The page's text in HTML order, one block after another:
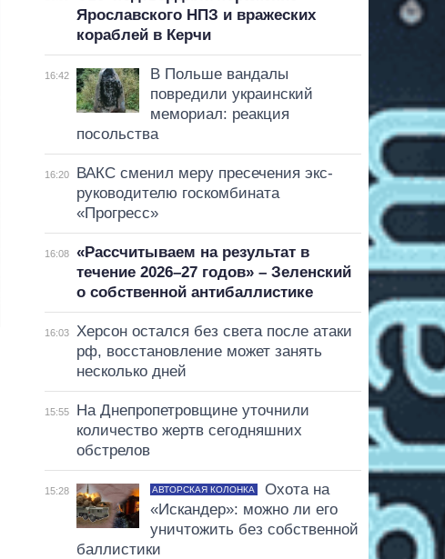
Ярославского НПЗ и вражеских
кораблей в Керчи
16:42
В Польше вандалы
повредили украинский
мемориал: реакция
посольства
16:20
ВАКС сменил меру пресечения экс-
руководителю госкомбината
«Прогресс»
16:08
«Рассчитываем на результат в
течение 2026–27 годов» – Зеленский
о собственной антибаллистике
16:03
Херсон остался без света после атаки
рф, восстановление может занять
несколько дней
15:55
На Днепропетровщине уточнили
количество жертв сегодняшних
обстрелов
15:28 АВТОРСКАЯ КОЛОНКА
Охота на
«Искандер»: можно ли его
уничтожить без собственной
баллистики